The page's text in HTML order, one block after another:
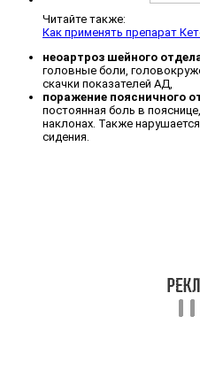
Читайте также:
Как применять препарат
неоартроз шейного
головные боли,
скачки показателей АД,
поражение поясничного
постоянная боль в
наклонах. Также
сидения.